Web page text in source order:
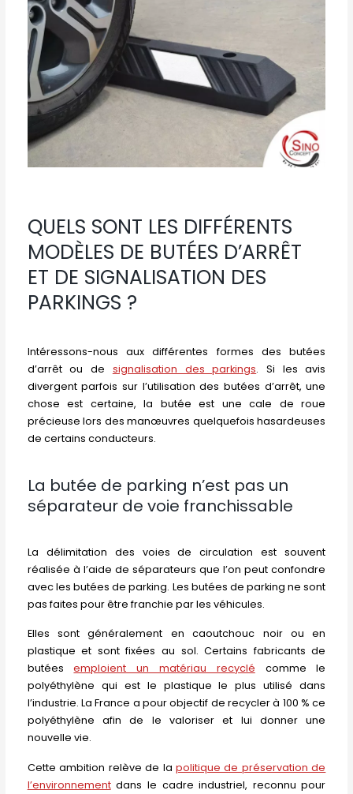
QUELS SONT LES DIFFÉRENTS
MODÈLES DE BUTÉES D’ARRÊT
ET DE SIGNALISATION DES
PARKINGS ?
Intéressons-nous aux différentes formes des butées
d’arrêt ou de signalisation des parkings. Si les avis
divergent parfois sur l’utilisation des butées d’arrêt, une
chose est certaine, la butée est une cale de roue
précieuse lors des manœuvres quelquefois hasardeuses
de certains conducteurs.
La butée de parking n’est pas un
séparateur de voie franchissable
La délimitation des voies de circulation est souvent
réalisée à l’aide de séparateurs que l’on peut confondre
avec les butées de parking. Les butées de parking ne sont
pas faites pour être franchie par les véhicules.
Elles sont généralement en caoutchouc noir ou en
plastique et sont fixées au sol. Certains fabricants de
butéesemploient un matériau recyclé comme le
polyéthylène qui est le plastique le plus utilisé dans
l’industrie. La France a pour objectif de recycler à 100 % ce
polyéthylène afin de le valoriser et lui donner une
nouvelle vie.
Cette ambition relève de la politique de préservation de
l’environnementdans le cadre industriel, reconnu pour